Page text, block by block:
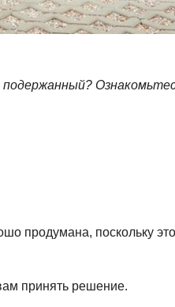
продумана, поскольку
принять решение.